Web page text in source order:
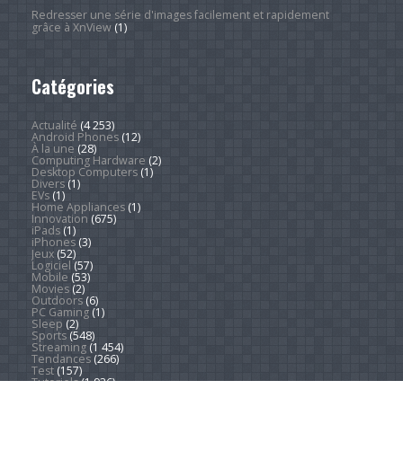
Redresser une série d'images facilement et rapidement
grâce à XnView(1)
Catégories
Actualité (4 253)
Android Phones(12)
À la une (28)
Computing Hardware (2)
Desktop Computers(1)
Divers(1)
EVs(1)
Home Appliances(1)
Innovation (675)
iPads(1)
iPhones(3)
Jeux(52)
Logiciel (57)
Mobile (53)
Movies(2)
Outdoors(6)
PC Gaming(1)
Sleep (2)
Sports(548)
Streaming(1 454)
Tendances(266)
Test(157)
Tutoriels(1 936)